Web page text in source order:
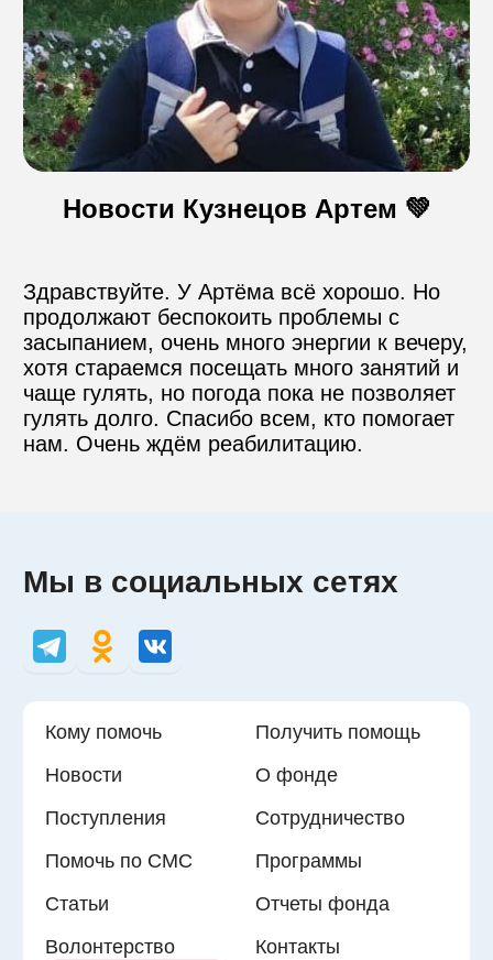
Сотрудничество
Контакты
Пожертвовать
e-mail для связи
info@angel-help.ru
Новости Кузнецов Артем 💚
Здравствуйте. У Артёма всё хорошо. Но
продолжают беспокоить проблемы с
засыпанием, очень много энергии к вечеру,
хотя стараемся посещать много занятий и
чаще гулять, но погода пока не позволяет
гулять долго. Спасибо всем, кто помогает
нам. Очень ждём реабилитацию.
Мы в социальных сетях
Кому помочь
Получить помощь
Новости
О фонде
Поступления
Сотрудничество
Помочь по СМС
Программы
Статьи
Отчеты фонда
Волонтерство
Контакты